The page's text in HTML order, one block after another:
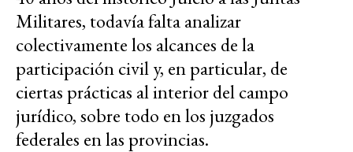
Militares, todavía falta analizar
colectivamente los alcances de la
participación civil y, en particular, de
ciertas prácticas al interior del campo
jurídico, sobre todo en los juzgados
federales en las provincias.